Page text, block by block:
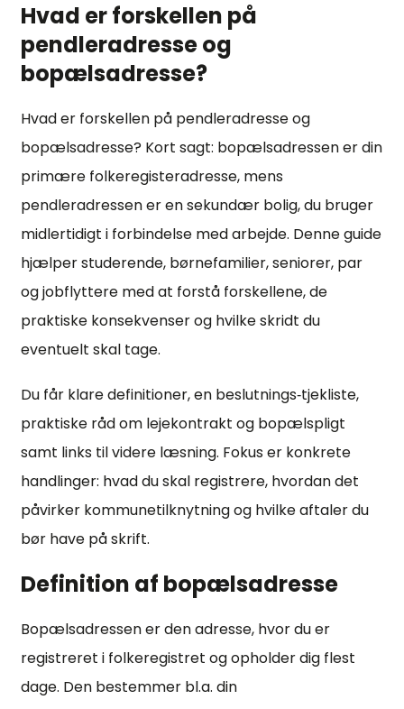
Hvad er forskellen på
pendleradresse og
bopælsadresse?
Hvad er forskellen på pendleradresse og
bopælsadresse? Kort sagt: bopælsadressen er din
primære folkeregisteradresse, mens
pendleradressen er en sekundær bolig, du bruger
midlertidigt i forbindelse med arbejde. Denne guide
hjælper studerende, børnefamilier, seniorer, par
og jobflyttere med at forstå forskellene, de
praktiske konsekvenser og hvilke skridt du
eventuelt skal tage.
Du får klare definitioner, en beslutnings‑tjekliste,
praktiske råd om lejekontrakt og bopælspligt
samt links til videre læsning. Fokus er konkrete
handlinger: hvad du skal registrere, hvordan det
påvirker kommunetilknytning og hvilke aftaler du
bør have på skrift.
Definition af bopælsadresse
Bopælsadressen er den adresse, hvor du er
registreret i folkeregistret og opholder dig flest
dage. Den bestemmer bl.a. din